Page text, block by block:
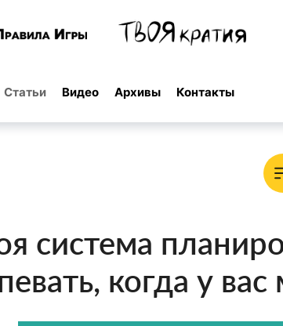
Статьи Видео Архивы Контакты
система
когда у